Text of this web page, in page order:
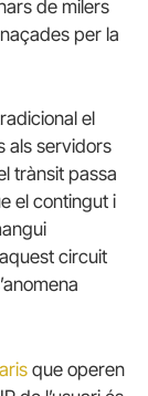
de milers
per la
el
als servidors
trànsit passa
el contingut i
circuit
que operen